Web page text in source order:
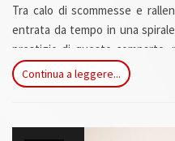
Tra calo di scommesse e
entrata da tempo in una
prestigio di questo comparto,
che tuttora l’Italia riesce ad
che da anni viene promesso
con delega all’ippica, Giuseppe
Continua a leggere...